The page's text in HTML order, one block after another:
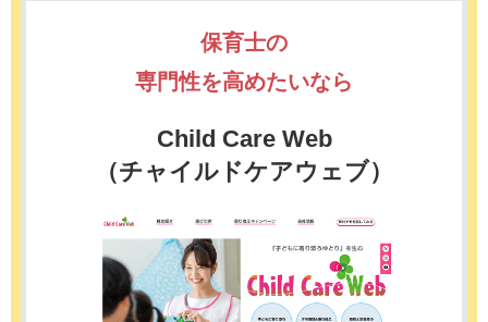
保育士の
専門性を高めたいなら
Child Care Web
（チャイルドケアウェブ）